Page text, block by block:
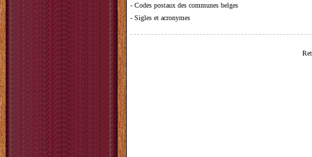
- Codes postaux des communes belges
- Sigles et acronymes